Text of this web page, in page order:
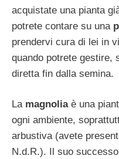
acquistate una pianta
potrete contare su una
prendervi cura di lei in
quando potrete gestire,
diretta fin dalla semina.
La magnoliaè una
ogni ambiente,
arbustiva (avete
N.d.R.). Il suo